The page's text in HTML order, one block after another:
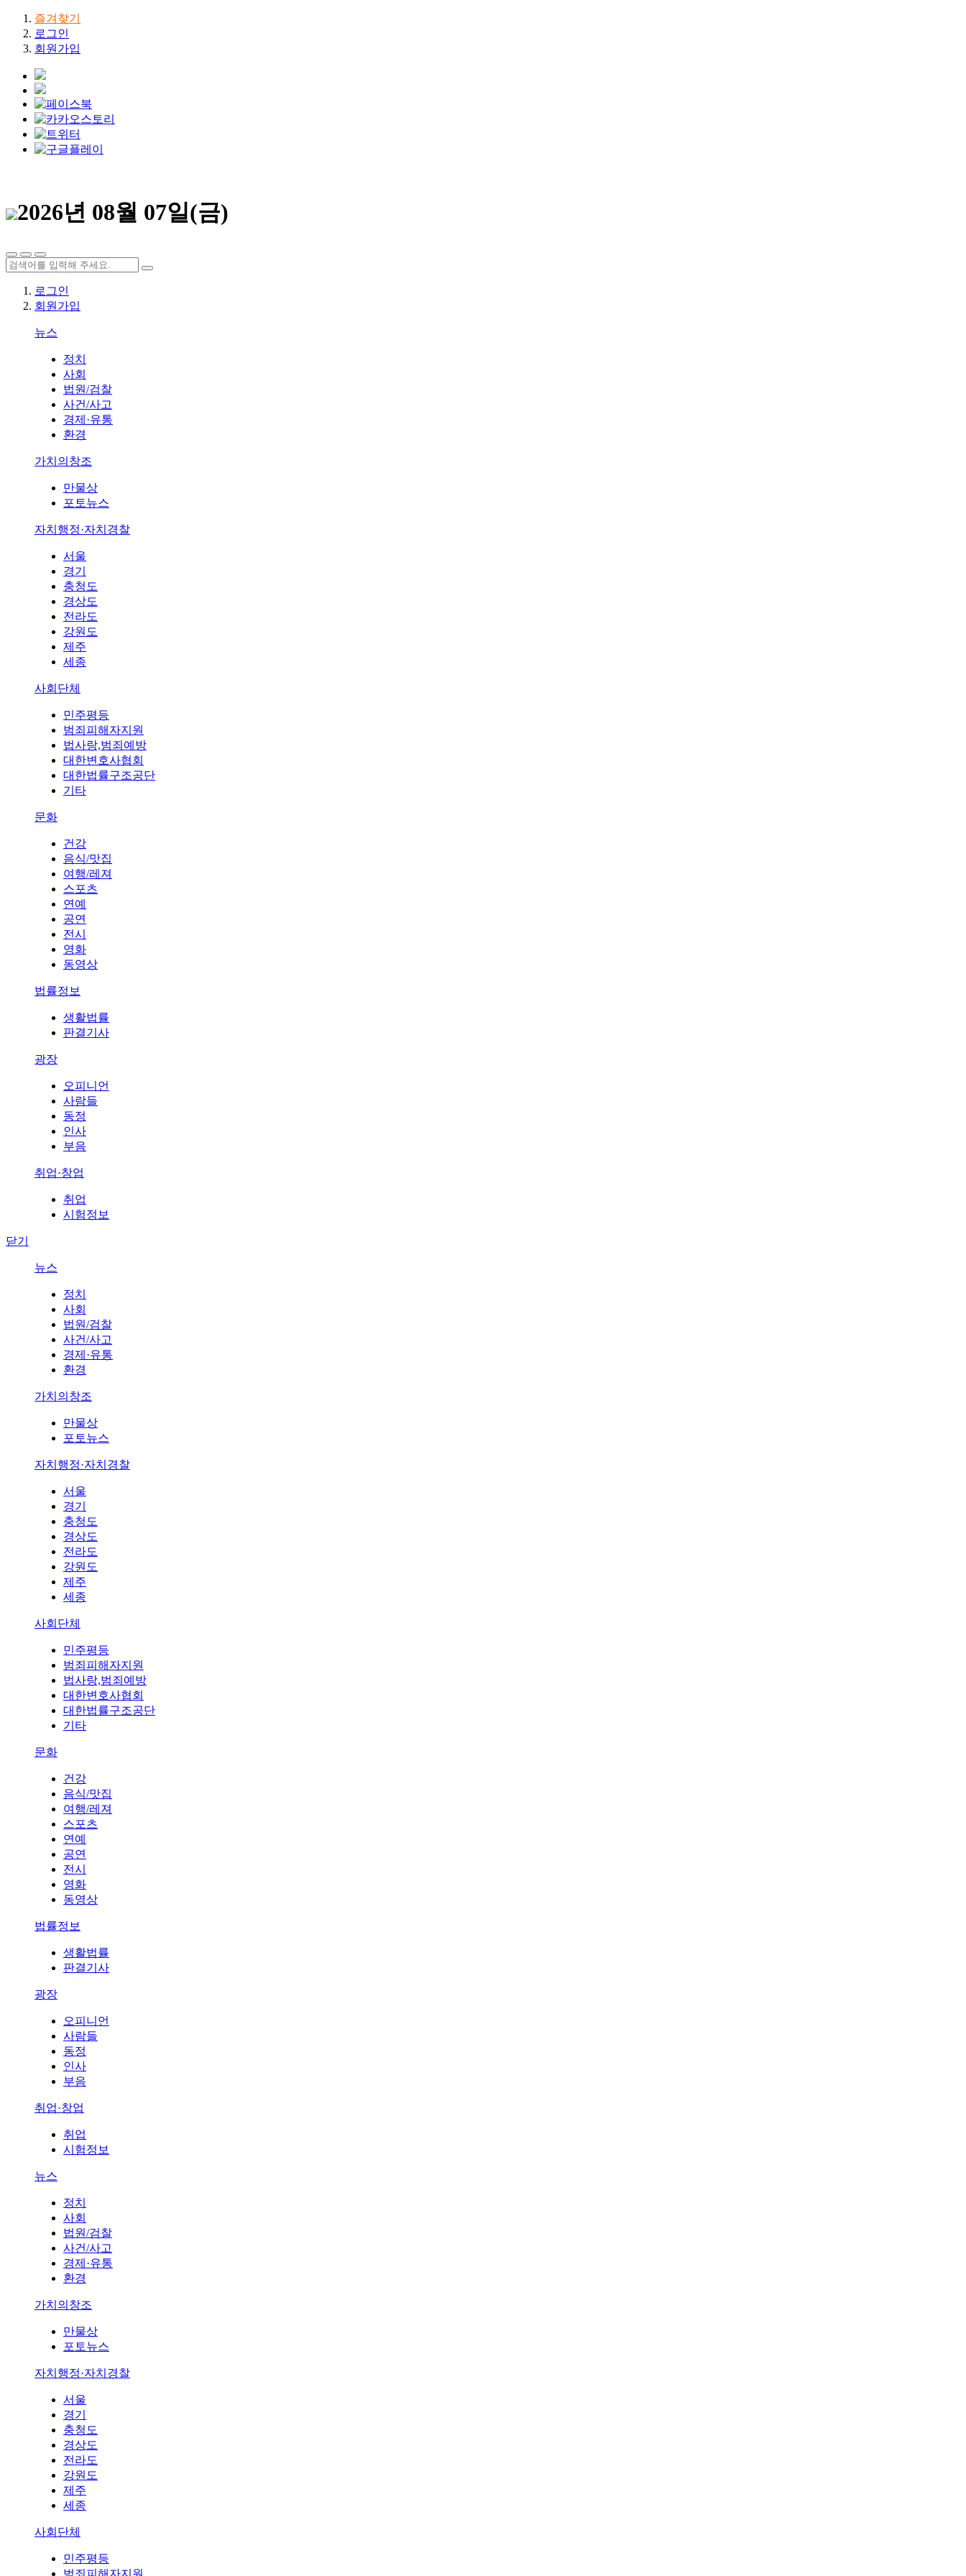
즐겨찾기
로그인
회원가입
2026년 08월 07일(금)
로그인
회원가입
뉴스
정치
사회
법원/검찰
사건/사고
경제·유통
환경
가치의창조
만물상
포토뉴스
자치행정·자치경찰
서울
경기
충청도
경상도
전라도
강원도
제주
세종
사회단체
민주평등
범죄피해자지원
법사랑,범죄예방
대한변호사협회
대한법률구조공단
기타
문화
건강
음식/맛집
여행/레져
스포츠
연예
공연
전시
영화
동영상
법률정보
생활법률
판결기사
광장
오피니언
사람들
동정
인사
부음
취업·창업
취업
시험정보
닫기
뉴스
정치
사회
법원/검찰
사건/사고
경제·유통
환경
가치의창조
만물상
포토뉴스
자치행정·자치경찰
서울
경기
충청도
경상도
전라도
강원도
제주
세종
사회단체
민주평등
범죄피해자지원
법사랑,범죄예방
대한변호사협회
대한법률구조공단
기타
문화
건강
음식/맛집
여행/레져
스포츠
연예
공연
전시
영화
동영상
법률정보
생활법률
판결기사
광장
오피니언
사람들
동정
인사
부음
취업·창업
취업
시험정보
뉴스
정치
사회
법원/검찰
사건/사고
경제·유통
환경
가치의창조
만물상
포토뉴스
자치행정·자치경찰
서울
경기
충청도
경상도
전라도
강원도
제주
세종
사회단체
민주평등
범죄피해자지원